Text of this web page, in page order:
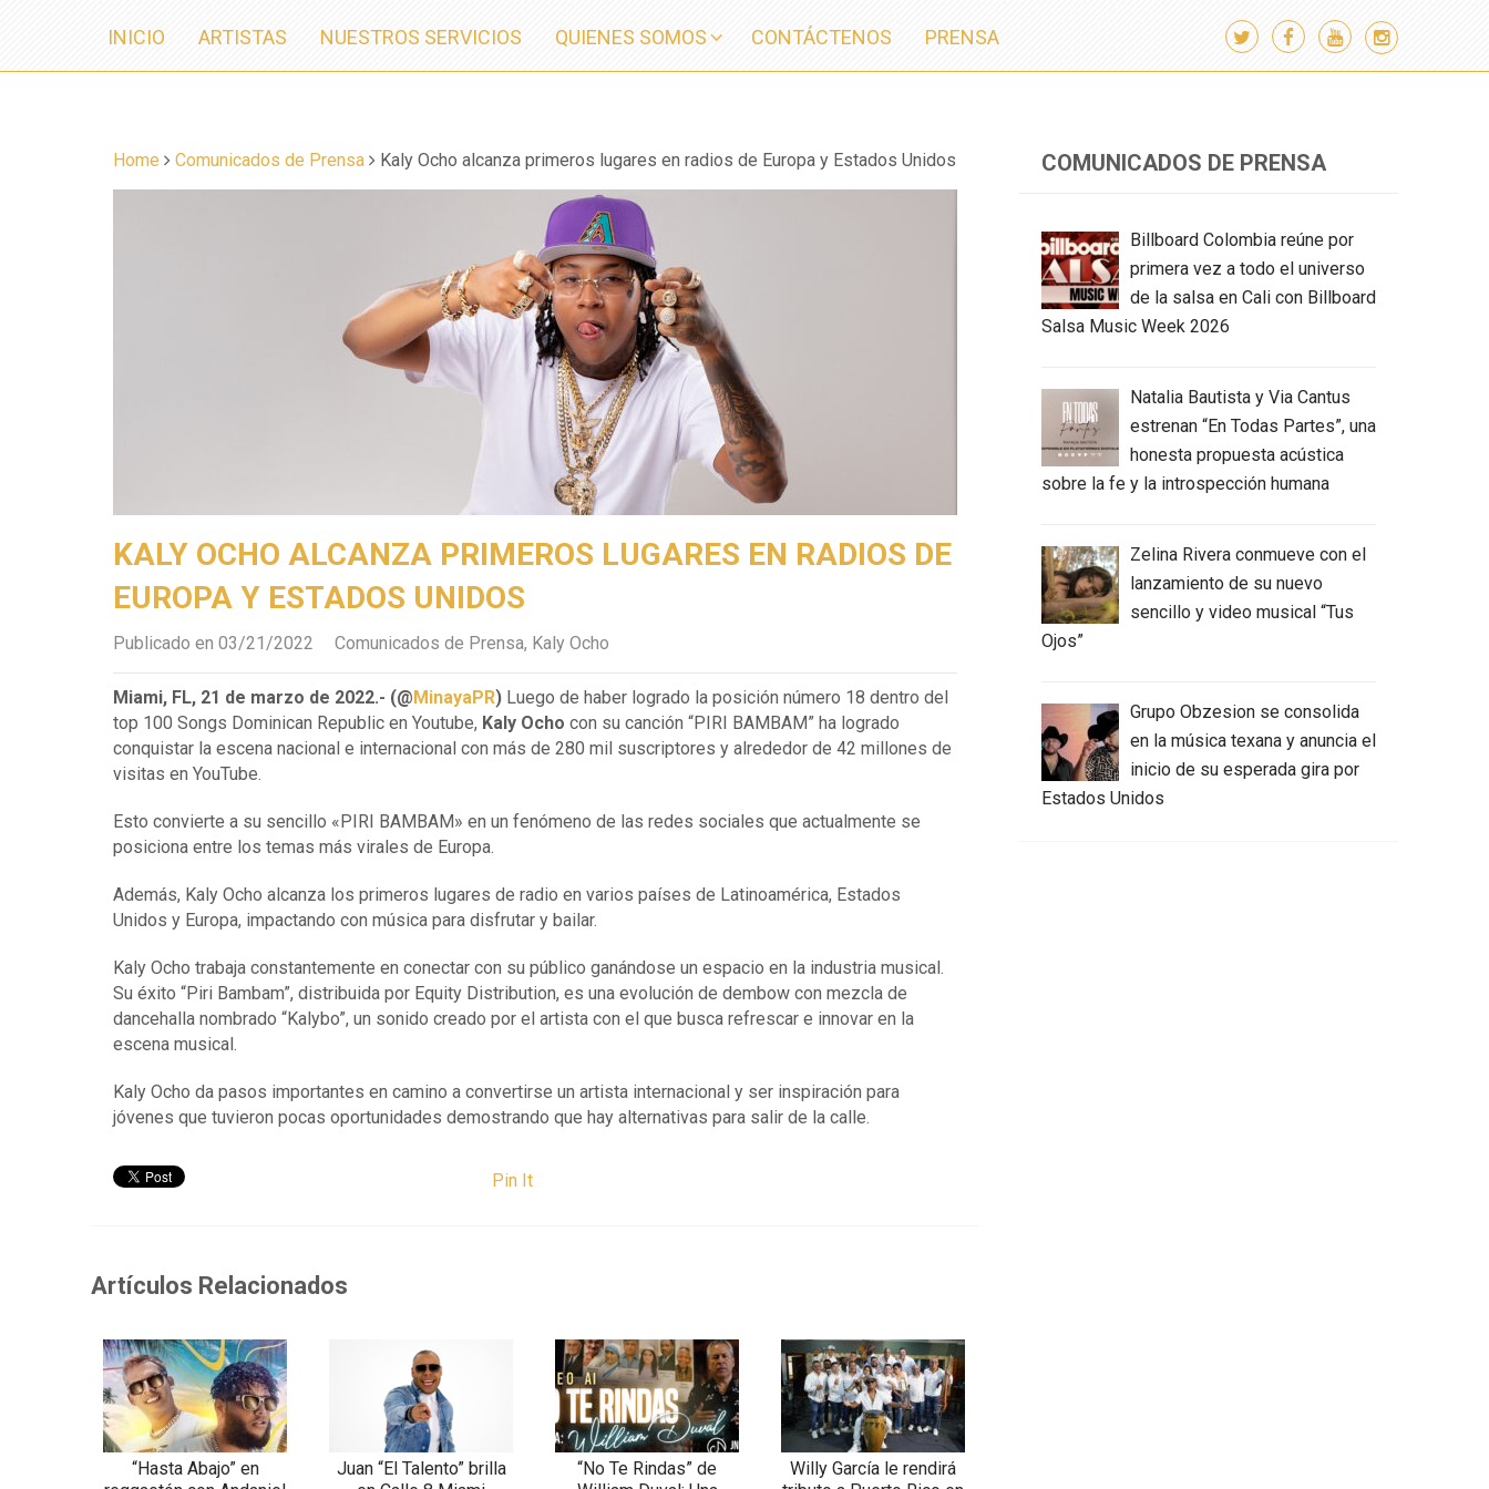
INICIO ARTISTAS NUESTROS SERVICIOS QUIENES SOMOS CONTÁCTENOS PRENSA
Home Comunicados de Prensa Kaly Ocho alcanza primeros lugares en radios de Europa y Estados Unidos
KALY OCHO ALCANZA PRIMEROS LUGARES EN RADIOS DE
EUROPA Y ESTADOS UNIDOS
Publicado en 03/21/2022 Comunicados de Prensa, Kaly Ocho
Miami, FL, 21 de marzo de 2022.- (@MinayaPR) Luego de haber logrado la posición número 18 dentro del
top 100 Songs Dominican Republic en Youtube, Kaly Ocho con su canción “PIRI BAMBAM” ha logrado
conquistar la escena nacional e internacional con más de 280 mil suscriptores y alrededor de 42 millones de
visitas en YouTube.
Esto convierte a su sencillo «PIRI BAMBAM» en un fenómeno de las redes sociales que actualmente se
posiciona entre los temas más virales de Europa.
Además, Kaly Ocho alcanza los primeros lugares de radio en varios países de Latinoamérica, Estados
Unidos y Europa, impactando con música para disfrutar y bailar.
Kaly Ocho trabaja constantemente en conectar con su público ganándose un espacio en la industria musical.
Su éxito “Piri Bambam”, distribuida por Equity Distribution, es una evolución de dembow con mezcla de
dancehalla nombrado “Kalybo”, un sonido creado por el artista con el que busca refrescar e innovar en la
escena musical.
Kaly Ocho da pasos importantes en camino a convertirse un artista internacional y ser inspiración para
jóvenes que tuvieron pocas oportunidades demostrando que hay alternativas para salir de la calle.
Pin It
Artículos Relacionados
“Hasta Abajo” en
Juan “El Talento” brilla
“No Te Rindas” de
Willy García le rendirá
COMUNICADOS DE PRENSA
Billboard Colombia reúne por
primera vez a todo el universo
de la salsa en Cali con Billboard
Salsa Music Week 2026
Natalia Bautista y Via Cantus
estrenan “En Todas Partes”, una
honesta propuesta acústica
sobre la fe y la introspección humana
Zelina Rivera conmueve con el
lanzamiento de su nuevo
sencillo y video musical “Tus
Ojos”
Grupo Obzesion se consolida
en la música texana y anuncia el
inicio de su esperada gira por
Estados Unidos